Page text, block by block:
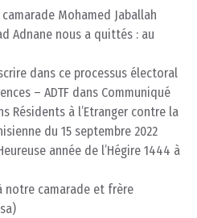
Mohamed Jaballah
Adnane nous a quittés : au
dans ce processus électoral
– ADTF dans Communiqué
Résidents à l’Etranger contre la
du 15 septembre 2022
année de l’Hégire 1444 à
à notre camarade et frère